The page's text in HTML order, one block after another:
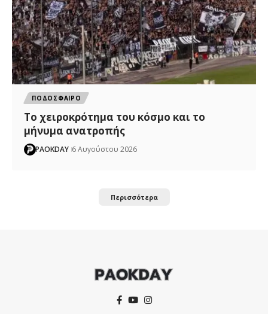
ΠΟΔΟΣΦΑΙΡΟ
Το χειροκρότημα του κόσμο και το
μήνυμα ανατροπής
PAOKDAY 6 Αυγούστου 2026
Περισσότερα